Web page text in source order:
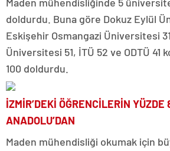
doldurdu. Buna göre Dokuz Eylül
Eskişehir Osmangazi Üniversitesi
Üniversitesi 51, İTÜ 52 ve ODTÜ 41
100 doldurdu.
İZMİR’DEKİ ÖĞRENCİLERİN YÜZDE
ANADOLU’DAN
Maden mühendisliği okumak için